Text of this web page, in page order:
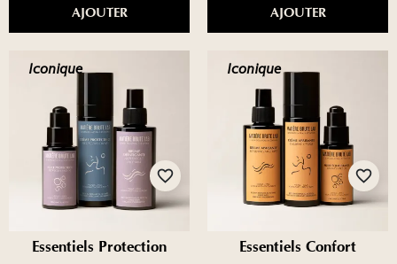
AJOUTER AJOUTER
Iconique
favorite_border
Essentiels Protection
Iconique
favorite_border
Essentiels Confort